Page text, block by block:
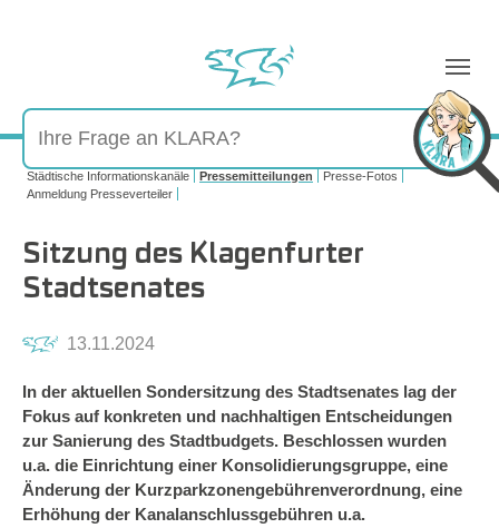
Sie sind hier:
Städtische Informationskanäle Pressemitteilungen
Presse-Fotos
Anmeldung Presseverteiler
Sitzung des Klagenfurter
Stadtsenates
13.11.2024
In der aktuellen Sondersitzung des Stadtsenates lag der
Fokus auf konkreten und nachhaltigen Entscheidungen
zur Sanierung des Stadtbudgets. Beschlossen wurden
u.a. die Einrichtung einer Konsolidierungsgruppe, eine
Änderung der Kurzparkzonengebührenverordnung, eine
Erhöhung der Kanalanschlussgebühren u.a.